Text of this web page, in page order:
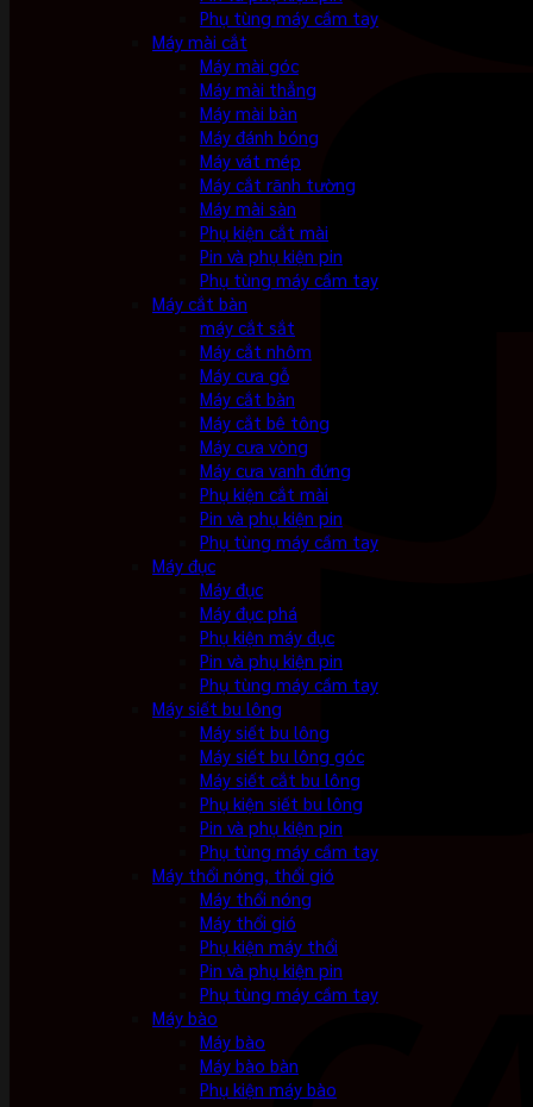
Phụ tùng máy cầm tay
Máy mài cắt
Máy mài góc
Máy mài thẳng
Máy mài bàn
Máy đánh bóng
Máy vát mép
Máy cắt rãnh tường
Máy mài sàn
Phụ kiện cắt mài
Pin và phụ kiện pin
Phụ tùng máy cầm tay
Máy cắt bàn
máy cắt sắt
Máy cắt nhôm
Máy cưa gỗ
Máy cắt bàn
Máy cắt bê tông
Máy cưa vòng
Máy cưa vanh đứng
Phụ kiện cắt mài
Pin và phụ kiện pin
Phụ tùng máy cầm tay
Máy đục
Máy đục
Máy đục phá
Phụ kiện máy đục
Pin và phụ kiện pin
Phụ tùng máy cầm tay
Máy siết bu lông
Máy siết bu lông
Máy siết bu lông góc
Máy siết cắt bu lông
Phụ kiện siết bu lông
Pin và phụ kiện pin
Phụ tùng máy cầm tay
Máy thổi nóng, thổi gió
Máy thổi nóng
Máy thổi gió
Phụ kiện máy thổi
Pin và phụ kiện pin
Phụ tùng máy cầm tay
Máy bào
Máy bào
Máy bào bàn
Phụ kiện máy bào